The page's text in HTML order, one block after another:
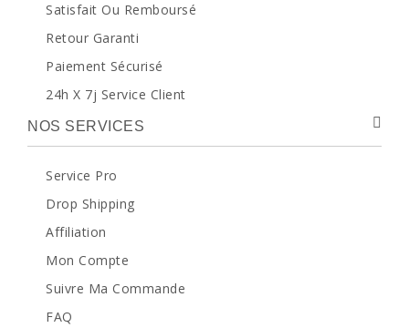
Satisfait Ou Remboursé
Retour Garanti
Paiement Sécurisé
24h X 7j Service Client
NOS SERVICES
Service Pro
Drop Shipping
Affiliation
Mon Compte
Suivre Ma Commande
FAQ